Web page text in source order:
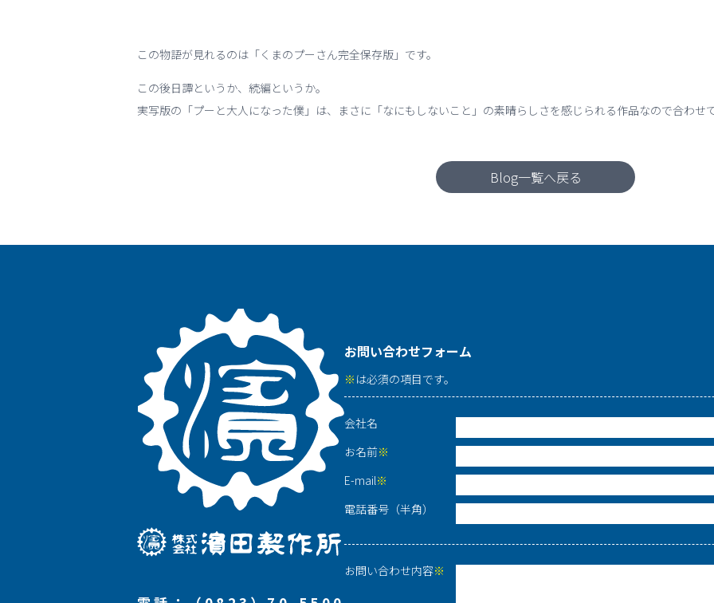
この物語が見れるのは「くまのプーさん完全保存版」です。
この後日譚というか、続編というか。
実写版の「プーと大人になった僕」は、まさに「なにもしないこと」の素晴らしさを感じられる作品なので合わせ
Blog一覧へ戻る
お問い合わせフォーム
※ は必須の項目です。
会社名
お名前※
E-mail※
電話番号（半角）
お問い合わせ内容※